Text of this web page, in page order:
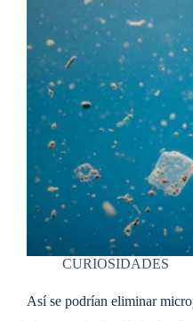
CURIOSIDADES
Así se podrían eliminar